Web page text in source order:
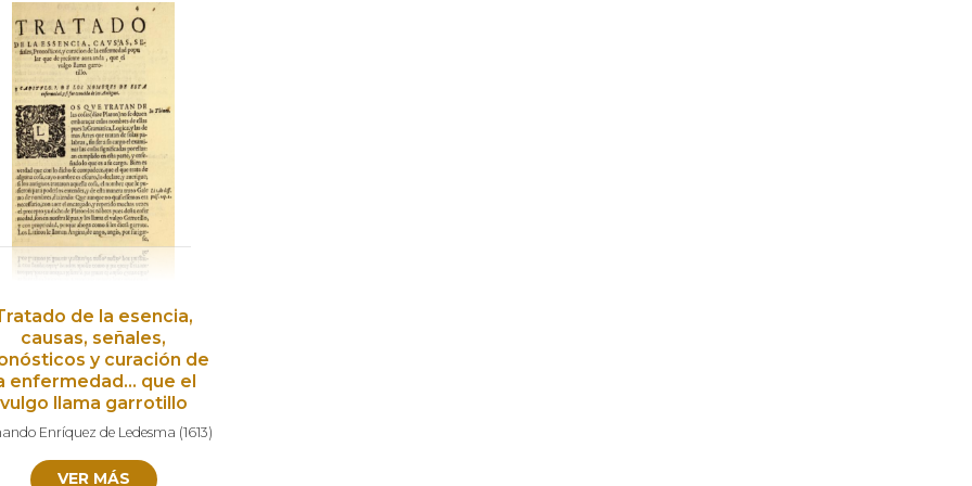
de la esencia,
causas, señales,
y curación de
enfermedad… que el
vulgo llama garrotillo
Enríquez de Ledesma (1613)
VER MÁS